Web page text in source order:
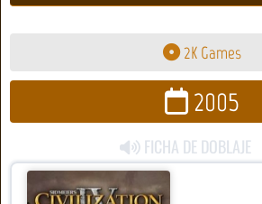
2K Games
2005
FICHA DE DOBLAJE